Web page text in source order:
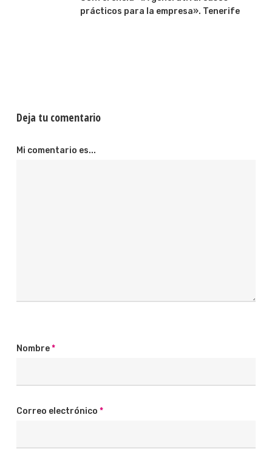
prácticos para la empresa». Tenerife
Deja tu comentario
Mi comentario es...
Nombre*
Correo electrónico *